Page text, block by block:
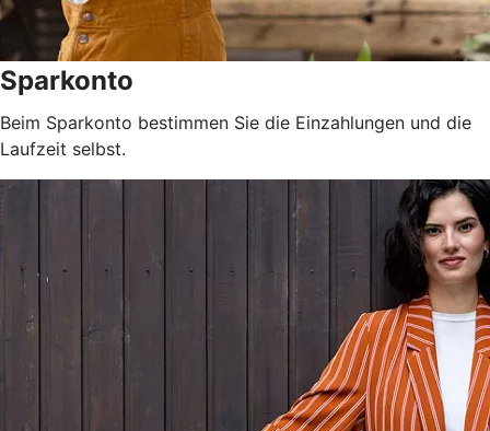
Sparkonto
Beim Sparkonto bestimmen Sie die Einzahlungen und die
Laufzeit selbst.